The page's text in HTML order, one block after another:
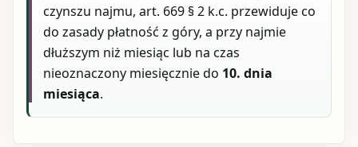
czynszu najmu, art. 669 § 2 k.c. przewiduje co
do zasady płatność z góry, a przy najmie
dłuższym niż miesiąc lub na czas
nieoznaczony miesięcznie do 10. dnia
miesiąca.